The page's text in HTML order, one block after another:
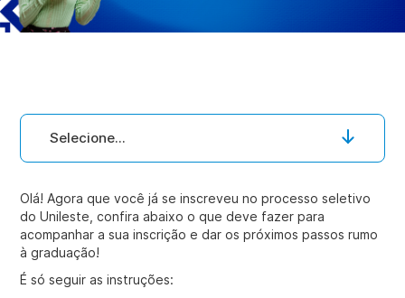
Selecione...
Olá! Agora que você já se inscreveu no processo seletivo
do Unileste, confira abaixo o que deve fazer para
acompanhar a sua inscrição e dar os próximos passos rumo
à graduação!
É só seguir as instruções: